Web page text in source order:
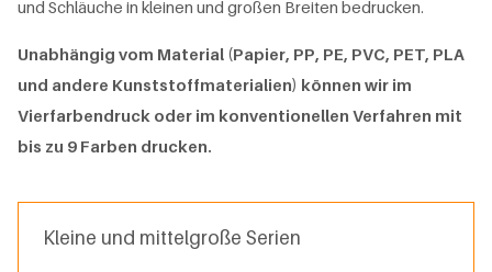
und Schläuche in kleinen und großen Breiten bedrucken.
Unabhängig vom Material (Papier, PP, PE, PVC, PET, PLA
und andere Kunststoffmaterialien) können wir im
Vierfarbendruck oder im konventionellen Verfahren mit
bis zu 9 Farben drucken.
Kleine und mittelgroße Serien